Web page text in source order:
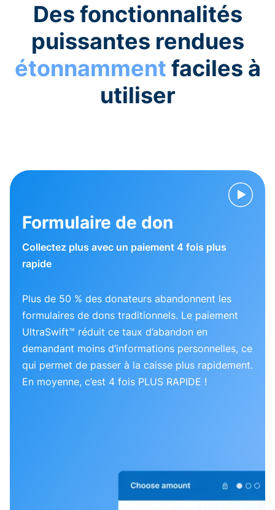
Des fonctionnalités
puissantes rendues
étonnamment faciles à
utiliser
Formulaire de don
Collectez plus avec un paiement 4 fois plus
rapide
Plus de 50 % des donateurs abandonnent les
formulaires de dons traditionnels. Le paiement
UltraSwift™ réduit ce taux d’abandon en
demandant moins d’informations personnelles, ce
qui permet de passer à la caisse plus rapidement.
En moyenne, c’est 4 fois PLUS RAPIDE !